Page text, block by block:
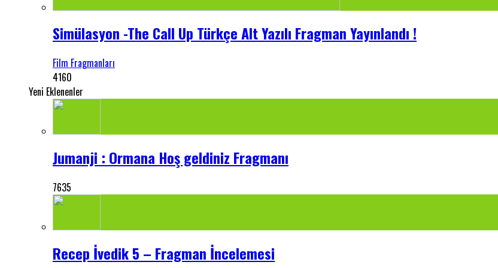
Simülasyon -The Call Up Türkçe Alt Yazılı Fragman Yayınlandı !
Film Fragmanları
4160
Yeni Eklenenler
Jumanji : Ormana Hoş geldiniz Fragmanı
7635
Recep İvedik 5 – Fragman İncelemesi